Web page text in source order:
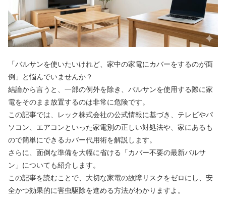
「バルサンを使いたいけれど、家中の家電にカバーをするのが面
倒」と悩んでいませんか？
結論から言うと、一部の例外を除き、バルサンを使用する際に家
電をそのまま放置するのは非常に危険です。
この記事では、レック株式会社の公式情報に基づき、テレビやパ
ソコン、エアコンといった家電別の正しい対処法や、家にあるも
ので簡単にできるカバー代用術を解説します。
さらに、面倒な準備を大幅に省ける「カバー不要の最新バルサ
ン」についても紹介します。
この記事を読むことで、大切な家電の故障リスクをゼロにし、安
全かつ効果的に害虫駆除を進める方法がわかりますよ。